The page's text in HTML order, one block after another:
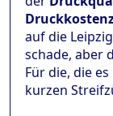
auf die
schade, aber
Für die, die
kurzen